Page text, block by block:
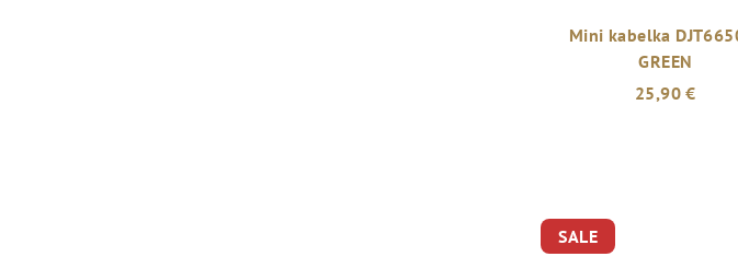
Mini kabelka
GREEN
25,90 €
SALE